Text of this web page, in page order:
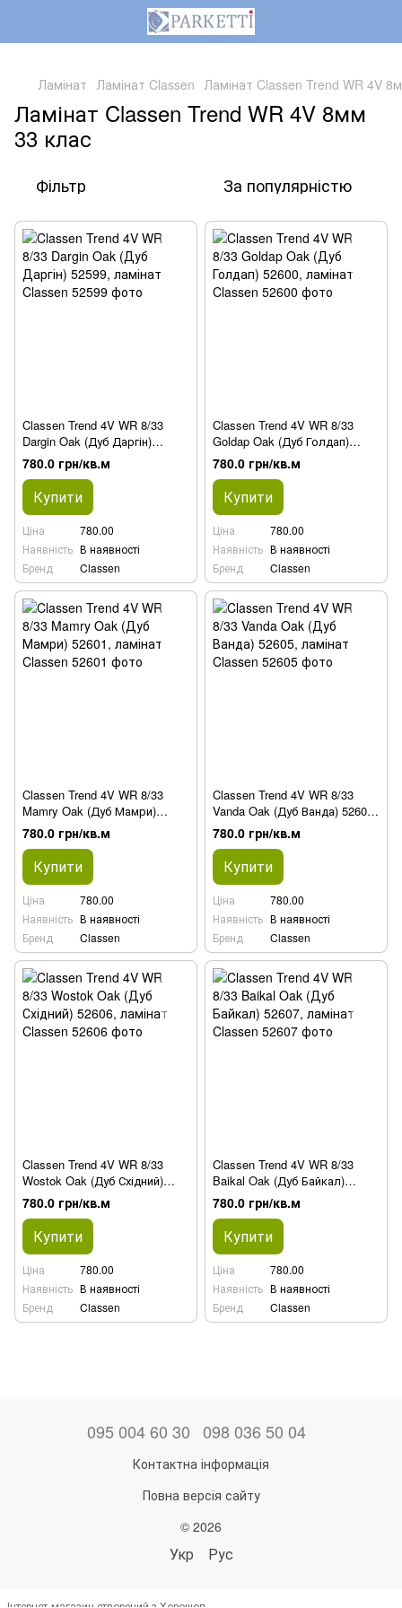
Ламінат Ламінат Classen Ламінат Classen Trend WR 4V
Ламінат Classen Trend WR 4V 8мм
33 клас
Фільтр За популярністю
Classen Trend 4V WR 8/33
Dargin Oak (Дуб Даргін)
52599, ламінат
780.0 грн/кв.м
Купити
Ціна
780.00
Наявність В наявності
Бренд
Classen
Classen Trend 4V WR 8/33
Goldap Oak (Дуб Голдап)
52600, ламінат
780.0 грн/кв.м
Купити
Ціна
780.00
Наявність В наявності
Бренд
Classen
Classen Trend 4V WR 8/33
Mamry Oak (Дуб Мамри)
52601, ламінат
780.0 грн/кв.м
Купити
Ціна
780.00
Наявність В наявності
Бренд
Classen
Classen Trend 4V WR 8/33
Vanda Oak (Дуб Ванда) 52605,
ламінат
780.0 грн/кв.м
Купити
Ціна
780.00
Наявність В наявності
Бренд
Classen
Classen Trend 4V WR 8/33
Wostok Oak (Дуб Східний)
52606, ламінат
780.0 грн/кв.м
Купити
Ціна
780.00
Наявність В наявності
Бренд
Classen
Classen Trend 4V WR 8/33
Baikal Oak (Дуб Байкал)
52607, ламінат
780.0 грн/кв.м
Купити
Ціна
780.00
Наявність В наявності
Бренд
Classen
095 004 60 30 098 036 50 04
Контактна інформація
Повна версія сайту
© 2026
Укр Рус